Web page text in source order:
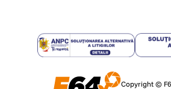
Copyright ©